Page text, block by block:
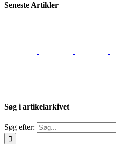
Seneste Artikler
Søg i artikelarkivet
Søg efter: